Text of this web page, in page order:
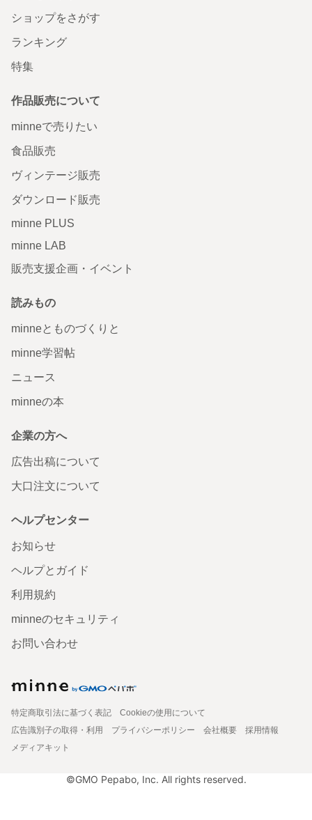
ショップをさがす
ランキング
特集
作品販売について
minneで売りたい
食品販売
ヴィンテージ販売
ダウンロード販売
minne PLUS
minne LAB
販売支援企画・イベント
読みもの
minneとものづくりと
minne学習帖
ニュース
minneの本
企業の方へ
広告出稿について
大口注文について
ヘルプセンター
お知らせ
ヘルプとガイド
利用規約
minneのセキュリティ
お問い合わせ
特定商取引法に基づく表記
Cookieの使用について
広告識別子の取得・利用
プライバシーポリシー 会社概要
採用情報
メディアキット
©GMO Pepabo, Inc. All rights reserved.